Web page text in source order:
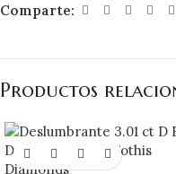
Comparte:
Productos